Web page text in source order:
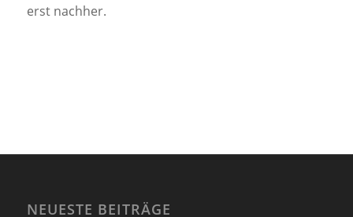
erst nachher.
NEUESTE BEITRÄGE